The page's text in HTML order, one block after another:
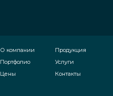
О компании
Портфолио
Цены
Продукция
Услуги
Контакты